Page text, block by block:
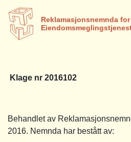
Reklamasjonsnemnda for
Klage nr 2016102
Behandlet av
2016. Nemnda har bestått av: